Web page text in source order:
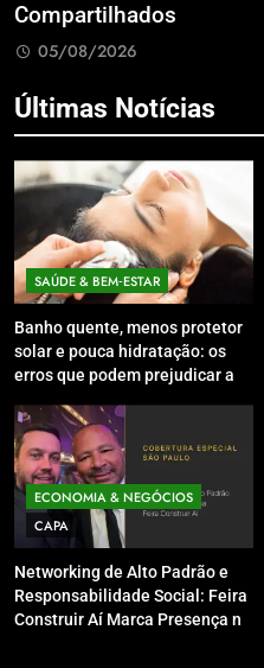
Compartilhados
05/08/2026
Últimas Notícias
SAÚDE & BEM‑ESTAR
Banho quente, menos protetor
solar e pouca hidratação: os
erros que podem prejudicar a
inverno
ECONOMIA & NEGÓCIOS
CAPA
Networking de Alto Padrão e
Responsabilidade Social: Feira
Construir Aí Marca Presença no